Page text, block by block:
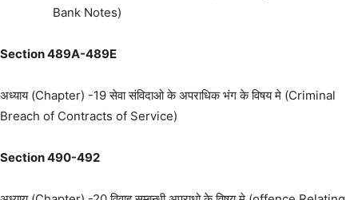
Bank Notes)
Section 489A-489E
अध्याय (Chapter) -19 सेवा संविदाओ के अपराधिक भंग के विषय मे (Criminal
Breach of Contracts of Service)
Section 490-492